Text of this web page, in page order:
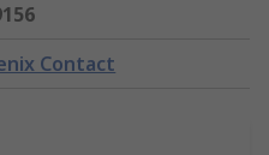
Contact